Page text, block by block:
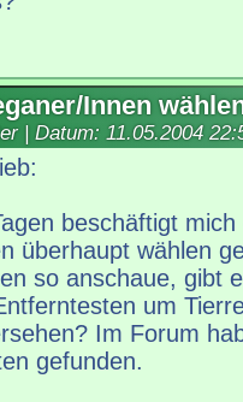
Innen
| Datum: 11.05.2004
beschäftigt
überhaupt wählen
so anschaue, gibt
um
Im Forum
gefunden.